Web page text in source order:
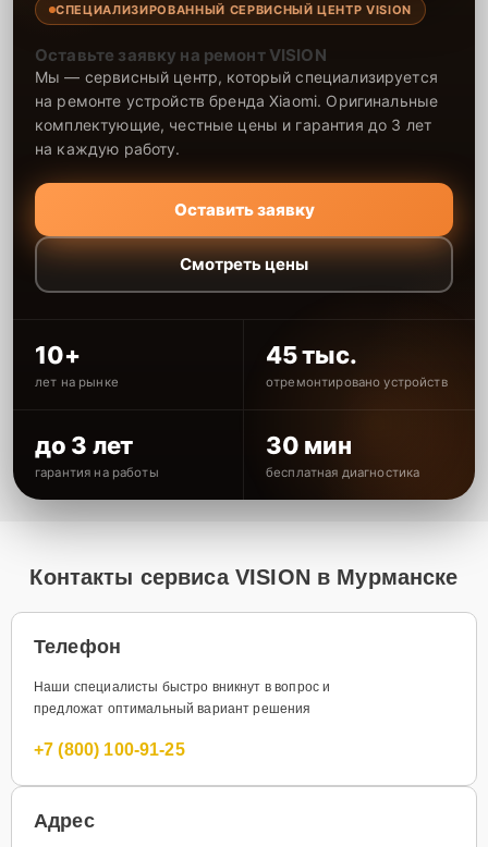
СПЕЦИАЛИЗИРОВАННЫЙ СЕРВИСНЫЙ ЦЕНТР VISION
Оставьте заявку на ремонт VISION
Мы — сервисный центр, который специализируется
на ремонте устройств бренда Xiaomi. Оригинальные
комплектующие, честные цены и гарантия до 3 лет
на каждую работу.
Оставить заявку
Смотреть цены
10+
лет на рынке
45 тыс.
отремонтировано устройств
до 3 лет
гарантия на работы
30 мин
бесплатная диагностика
Контакты сервиса VISION в Мурманске
Телефон
Наши специалисты быстро вникнут в вопрос и
предложат оптимальный вариант решения
+7 (800) 100-91-25
Адрес